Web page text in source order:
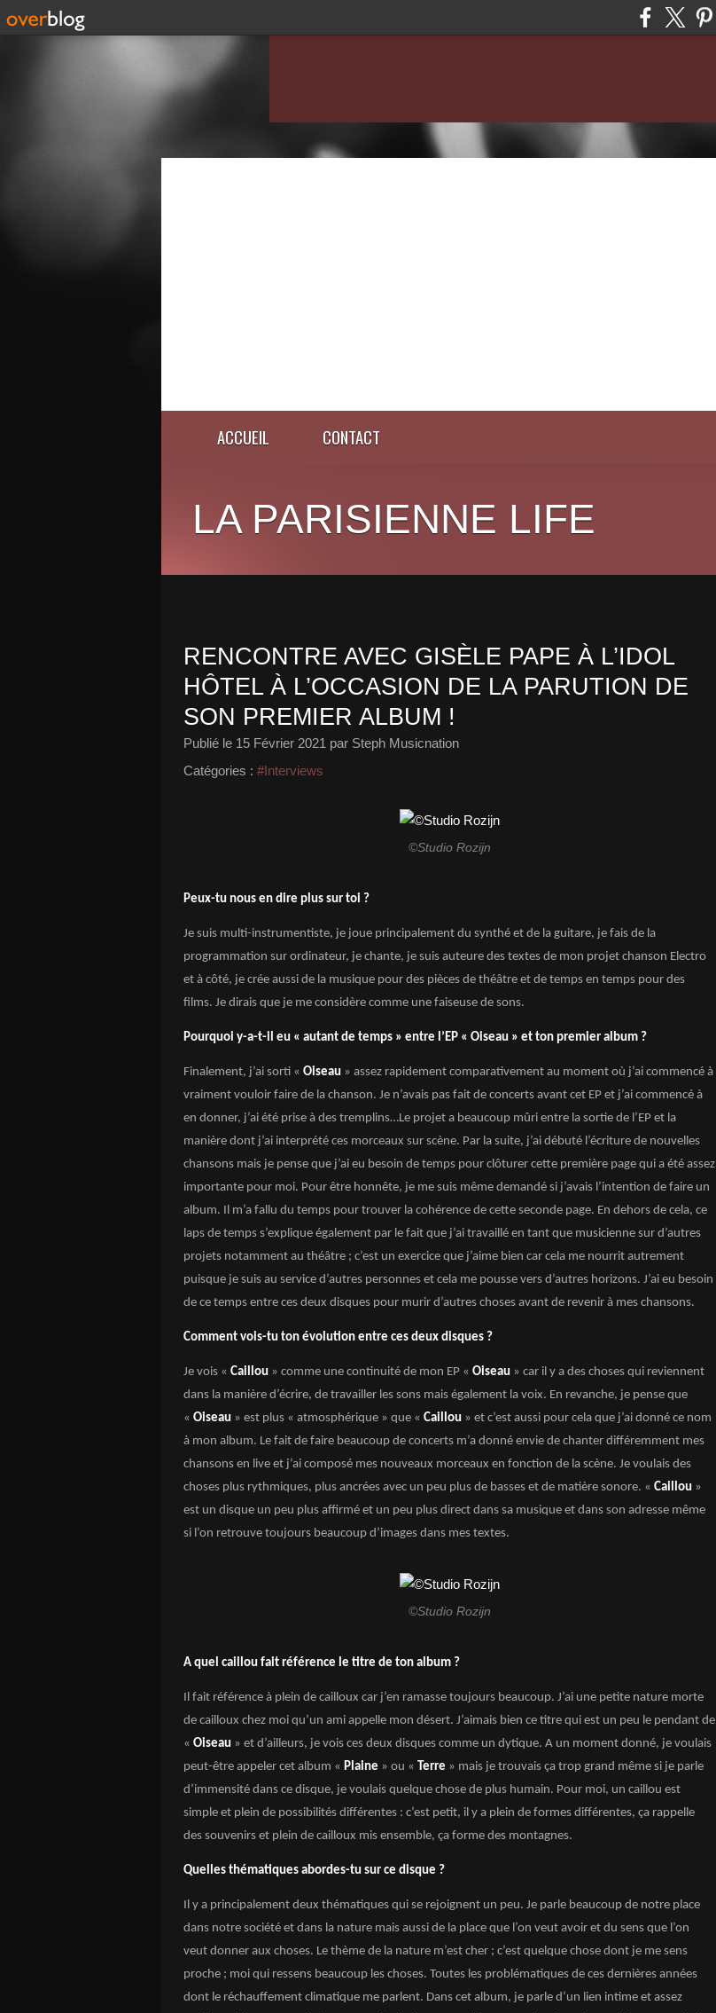
ACCUEIL CONTACT
LA PARISIENNE LIFE
RENCONTRE AVEC GISÈLE PAPE À L’IDOL
HÔTEL À L’OCCASION DE LA PARUTION DE
SON PREMIER ALBUM !
Publié le 15 Février 2021 par Steph Musicnation
Catégories : #Interviews
©Studio Rozijn
Peux-tu nous en dire plus sur toi ?
Je suis multi-instrumentiste, je joue principalement du synthé et de la guitare, je fais de la
programmation sur ordinateur, je chante, je suis auteure des textes de mon projet chanson Electro
et à côté, je crée aussi de la musique pour des pièces de théâtre et de temps en temps pour des
films. Je dirais que je me considère comme une faiseuse de sons.
Pourquoi y-a-t-il eu « autant de temps » entre l’EP « Oiseau » et ton premier album ?
Finalement, j’ai sorti « Oiseau » assez rapidement comparativement au moment où j’ai commencé à
vraiment vouloir faire de la chanson. Je n’avais pas fait de concerts avant cet EP et j’ai commencé à
en donner, j’ai été prise à des tremplins…Le projet a beaucoup mûri entre la sortie de l’EP et la
manière dont j’ai interprété ces morceaux sur scène. Par la suite, j’ai débuté l’écriture de nouvelles
chansons mais je pense que j’ai eu besoin de temps pour clôturer cette première page qui a été assez
importante pour moi. Pour être honnête, je me suis même demandé si j’avais l’intention de faire un
album. Il m’a fallu du temps pour trouver la cohérence de cette seconde page. En dehors de cela, ce
laps de temps s’explique également par le fait que j’ai travaillé en tant que musicienne sur d’autres
projets notamment au théâtre ; c’est un exercice que j’aime bien car cela me nourrit autrement
puisque je suis au service d’autres personnes et cela me pousse vers d’autres horizons. J’ai eu besoin
de ce temps entre ces deux disques pour murir d’autres choses avant de revenir à mes chansons.
Comment vois-tu ton évolution entre ces deux disques ?
Je vois « Caillou » comme une continuité de mon EP « Oiseau » car il y a des choses qui reviennent
dans la manière d’écrire, de travailler les sons mais également la voix. En revanche, je pense que
« Oiseau » est plus « atmosphérique » que « Caillou » et c’est aussi pour cela que j’ai donné ce nom
à mon album. Le fait de faire beaucoup de concerts m’a donné envie de chanter différemment mes
chansons en live et j’ai composé mes nouveaux morceaux en fonction de la scène. Je voulais des
choses plus rythmiques, plus ancrées avec un peu plus de basses et de matière sonore. « Caillou »
est un disque un peu plus affirmé et un peu plus direct dans sa musique et dans son adresse même
si l’on retrouve toujours beaucoup d’images dans mes textes.
©Studio Rozijn
A quel caillou fait référence le titre de ton album ?
Il fait référence à plein de cailloux car j’en ramasse toujours beaucoup. J’ai une petite nature morte
de cailloux chez moi qu’un ami appelle mon désert. J’aimais bien ce titre qui est un peu le pendant de
« Oiseau » et d’ailleurs, je vois ces deux disques comme un dytique. A un moment donné, je voulais
peut-être appeler cet album « Plaine » ou « Terre » mais je trouvais ça trop grand même si je parle
d’immensité dans ce disque, je voulais quelque chose de plus humain. Pour moi, un caillou est
simple et plein de possibilités différentes : c’est petit, il y a plein de formes différentes, ça rappelle
des souvenirs et plein de cailloux mis ensemble, ça forme des montagnes.
Quelles thématiques abordes-tu sur ce disque ?
Il y a principalement deux thématiques qui se rejoignent un peu. Je parle beaucoup de notre place
dans notre société et dans la nature mais aussi de la place que l’on veut avoir et du sens que l’on
veut donner aux choses. Le thème de la nature m’est cher ; c’est quelque chose dont je me sens
proche ; moi qui ressens beaucoup les choses. Toutes les problématiques de ces dernières années
dont le réchauffement climatique me parlent. Dans cet album, je parle d’un lien intime et assez